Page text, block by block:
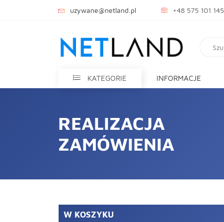
uzywane@netland.pl +48 575 101 145
KATEGORIE INFORMACJE
REALIZACJA
ZAMÓWIENIA
W KOSZYKU